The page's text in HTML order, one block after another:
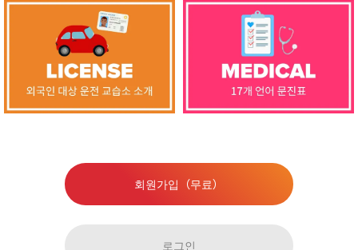
회원가입（무료）
로그인